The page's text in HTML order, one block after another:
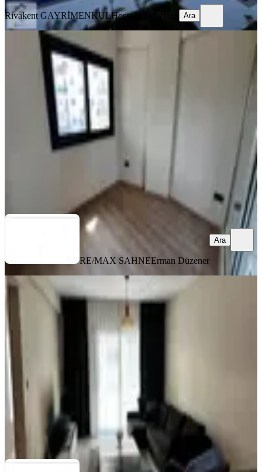
Rivakent GAYRİMENKULHosseın Rouzjang Ara
BALKONLU
Satılık 2+1 Daire | İskelenin En İyi
Lokasyonlarından Birinde |
İskele, Merkez Mahallesi
·
9.000.000 ₺
Erman Düzener
RE/MAX SAHNEErman Düzener
Ara
EŞYALI
Satılık 2+1 Daire | İskelenin En İyi
Lokasyonunda | Full Eşyalı
İskele, Merkez Mahallesi
RE/MAX SAHNEErman Düzener